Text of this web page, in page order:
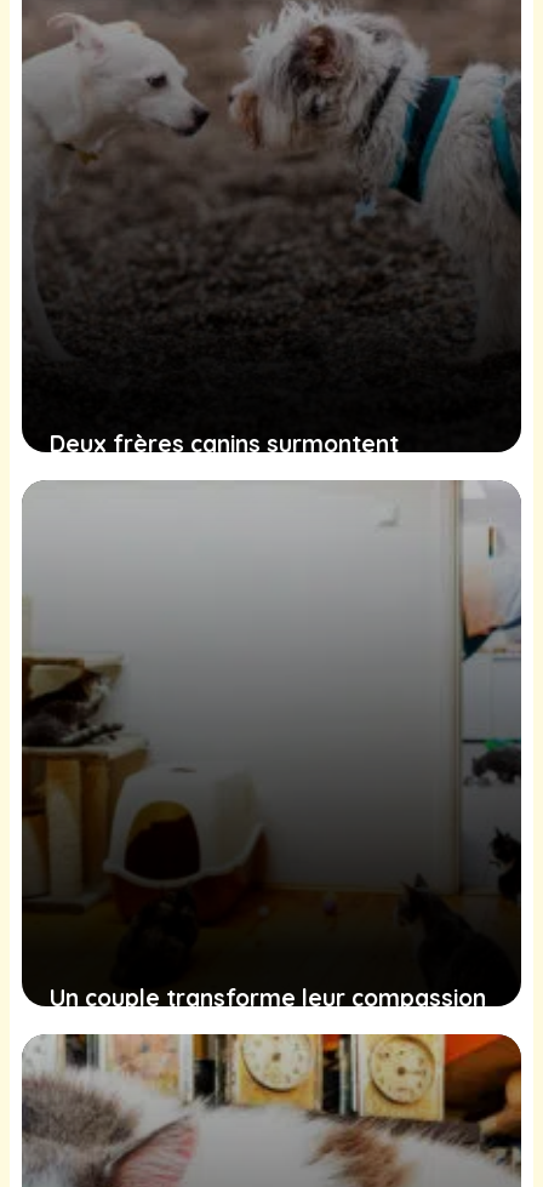
Deux frères canins surmontent
l’adversité pour espérer un avenir
radieux dans une demeure aimante
Un couple transforme leur compassion
en action avec un refuge pour chats, et
la communauté répond avec
enthousiasme
8 février 2025